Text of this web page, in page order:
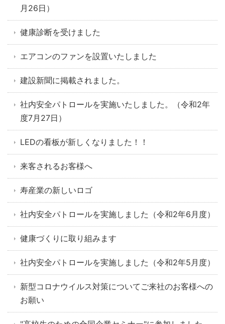
月26日）
健康診断を受けました
エアコンのファンを設置いたしました
建設新聞に掲載されました。
社内安全パトロールを実施いたしました。（令和2年
度7月27日）
LEDの看板が新しくなりました！！
来客されるお客様へ
寿産業の新しいロゴ
社内安全パトロールを実施しました（令和2年6月度）
健康づくりに取り組みます
社内安全パトロールを実施しました（令和2年5月度）
新型コロナウイルス対策についてご来社のお客様への
お願い